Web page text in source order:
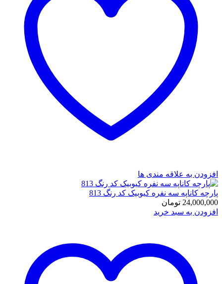
افزودن به علاقه مندی ها
پارچه کاناپه سه نفره کیوبیک کد رنگ 813
24,000,000 تومان
افزودن به سبد خرید